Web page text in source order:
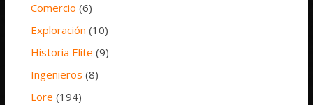
Comercio (6)
Exploración (10)
Historia Elite (9)
Ingenieros (8)
Lore (194)